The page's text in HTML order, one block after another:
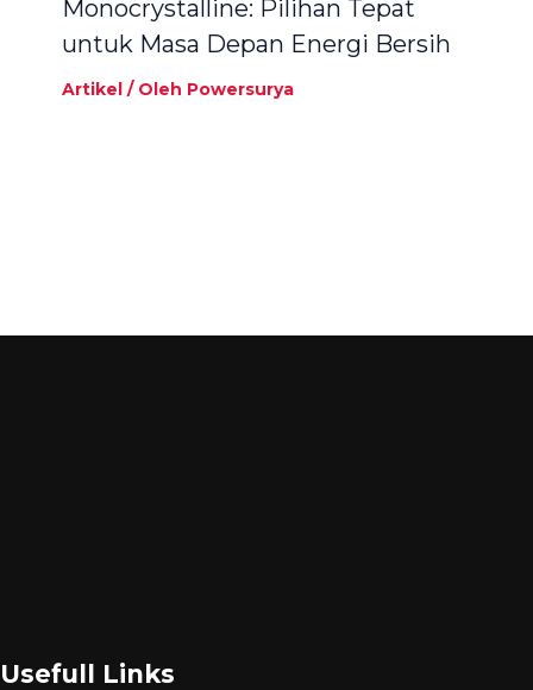
Monocrystalline: Pilihan Tepat
untuk Masa Depan Energi Bersih
Artikel/ Oleh Powersurya
Usefull Links